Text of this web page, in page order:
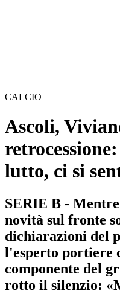
CALCIO
Ascoli,
lutto, ci si
SERIE B -
novità sul fronte
dichiarazioni del
l'esperto portiere
componente del
rotto il silenzio: